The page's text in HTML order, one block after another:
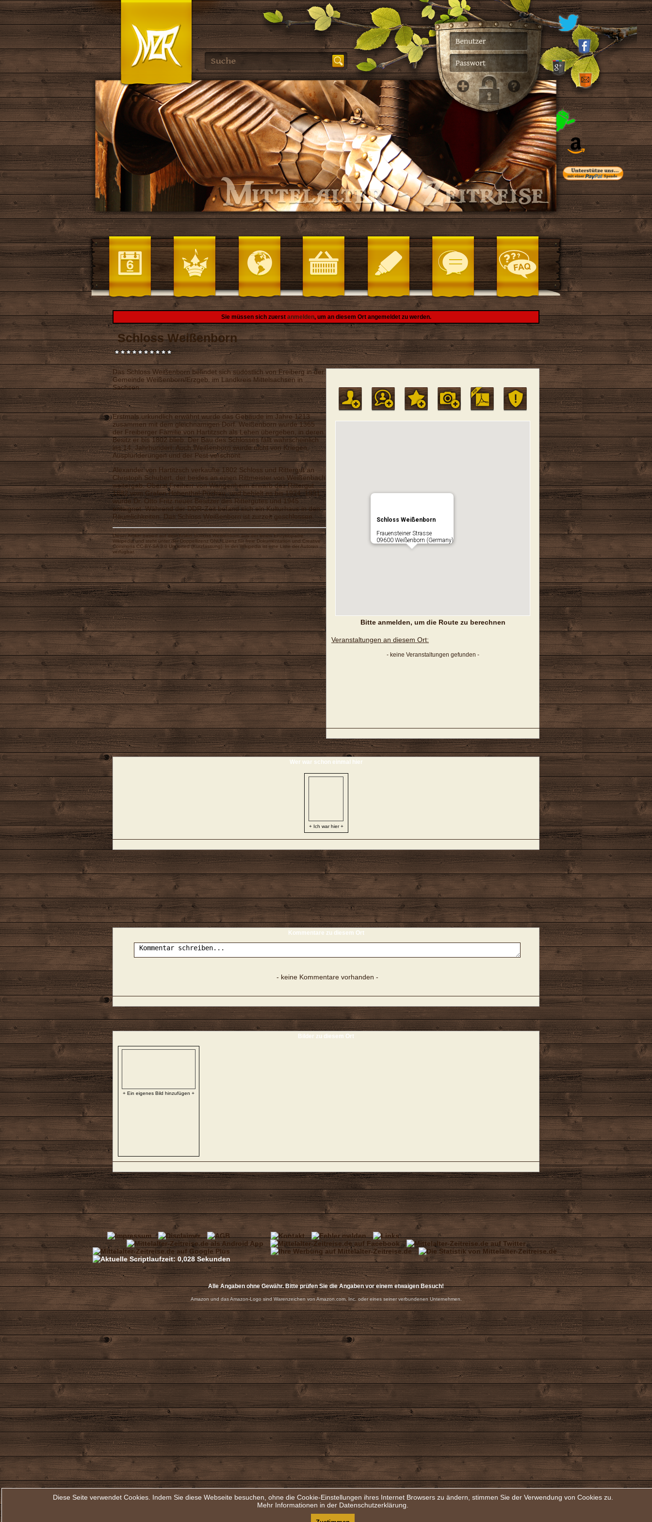
Sie müssen sich zuerst anmelden, um an diesem Ort angemeldet zu werden.
Schloss Weißenborn
Schloss Weißenborn
Frauensteiner Strasse
09600 Weißenborn (Germany)
Bitte anmelden, um die Route zu berechnen
Veranstaltungen an diesem Ort:
- keine Veranstaltungen gefunden -
Das Schloss Weißenborn befindet sich südöstlich von Freiberg in der
Gemeinde Weißenborn/Erzgeb. im Landkreis Mittelsachsen in
Sachsen.
Erstmals urkundlich erwähnt wurde das Gebäude im Jahre 1213
zusammen mit dem gleichnamigen Dorf. Weißenborn wurde 1365
der Freiberger Familie von Hartitzsch als Lehen übergeben, in deren
Besitz er bis 1802 blieb. Der Bau des Schlosses fällt wahrscheinlich
ins 14. Jahrhundert. Auch Weißenborn wurde nicht von Kriegen,
Ausplünderungen und der Pest verschont.
Alexander von Hartitzsch verkaufte 1802 Schloss und Rittergut an
Christoph Schubert, der beides an einen Rittmeister von Weißenbach
weitergab. Oberst Freiherr von Wangenheim erwarb das Rittergut
1882 vom Grafen Hohenthal-Püchau, und behielt es bis 1924. 1931
wurde Dr. Otto Fritz neuer Besitzer des Rittergutes und 1945
enteignet. Während der DDR-Zeit befand sich ein Kulturhaus in den
Räumlichkeiten. Das Schloss Weißenborn ist zurzeit geschlossen.
Dieser Artikel basiert auf dem ArtikelSchloss Weißenbornaus der freien Enzyklopädie
Wikipediaund steht unter der DoppellizenzGNU-Lizenz für freie Dokumentation und Creative
Commons CC-BY-SA 3.0 Unported(Kurzfassung). In der Wikipedia ist eine Liste der Autoren
verfügbar.
Wer war schon einmal hier
+ Ich war hier +
Kommentare zu diesem Ort
- keine Kommentare vorhanden -
Bilder zu diesem Ort
+ Ein eigenes Bild hinzufügen +
Alle Angaben ohne Gewähr. Bitte prüfen Sie die Angaben vor einem etwaigen Besuch!
Amazon und das Amazon-Logo sind Warenzeichen von Amazon.com, Inc. oder eines seiner verbundenen Unternehmen.
Diese Seite verwendet Cookies. Indem Sie diese Webseite besuchen, ohne die Cookie-Einstellungen ihres Internet Browsers zu ändern, stimmen Sie der Verwendung von Cookies zu.
Mehr Informationen in der Datenschutzerklärung.